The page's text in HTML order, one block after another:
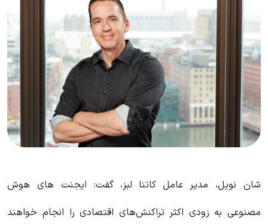
شان نویل، مدیر عامل کاتنا لبز، گفت: ایجنت های هوش
مصنوعی به زودی اکثر تراکنش‌های اقتصادی را انجام خواهند